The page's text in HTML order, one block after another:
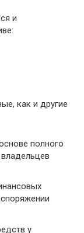
и
как и другие
полного
у